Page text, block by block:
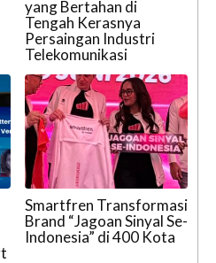
yang Bertahan di
Tengah Kerasnya
Persaingan Industri
Telekomunikasi
Smartfren Transformasi
Brand “Jagoan Sinyal Se-
Indonesia” di 400 Kota